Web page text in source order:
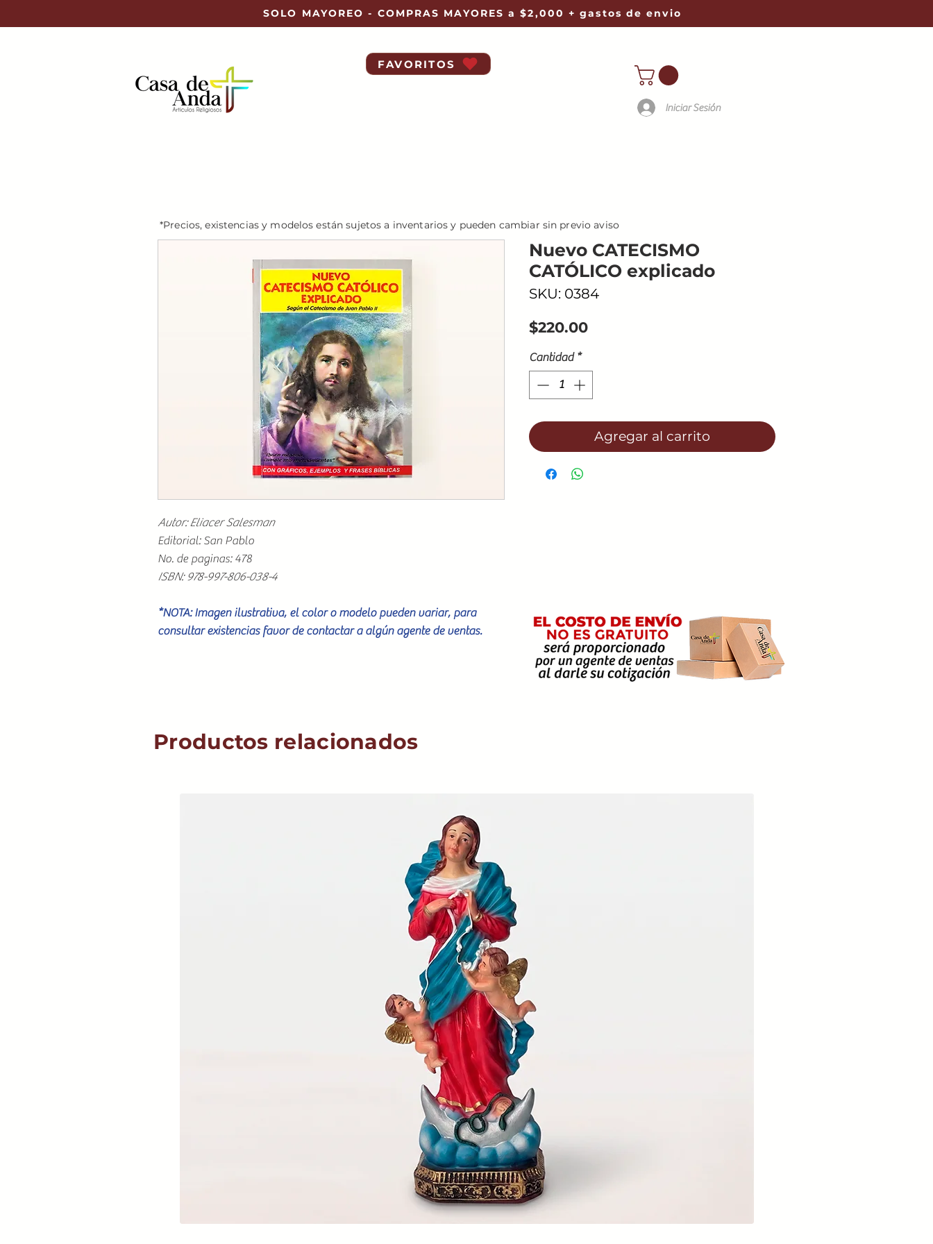
SOLO MAYOREO - COMPRAS MAYORES a $2,000 + gastos de envio
FAVORITOS
Iniciar Sesión
Autor: Eliacer Salesman
Editorial: San Pablo
No. de paginas: 478
ISBN: 978-997-806-038-4
*NOTA: Imagen ilustrativa, el color o modelo pueden variar, para
consultar existencias favor de contactar a algún agente de ventas.
Nuevo CATECISMO
CATÓLICO explicado
SKU: 0384
$220.00Precio
Cantidad *
Agregar al carrito
*Precios, existencias y modelos están sujetos a inventarios y pueden cambiar sin previo aviso
Productos relacionados